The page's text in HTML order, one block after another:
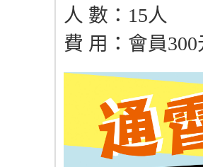
人 數：15人
費 用：會員